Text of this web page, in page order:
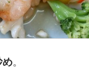
め。